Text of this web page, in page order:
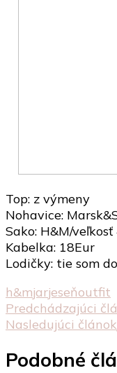
Top: z výmeny
Nohavice:
Sako: H&M/
Kabelka: 18Eur
Lodičky: tie som
h&mjarjeseňoutfit
Navigácia
v
článku
Predchádzajúci
Nasledujúci článok
Podobné